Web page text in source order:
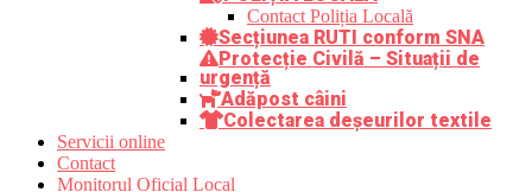
Contact Poliția Locală
Secțiunea RUTI conform SNA
Protecție Civilă – Situații de
urgență
Adăpost câini
Colectarea deșeurilor textile
Servicii online
Contact
Monitorul Oficial Local